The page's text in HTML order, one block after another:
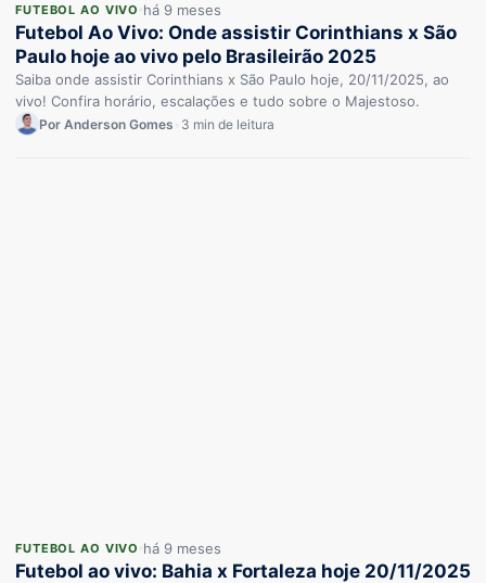
FUTEBOL AO VIVO há 9 meses
Futebol Ao Vivo: Onde assistir Corinthians x São
Paulo hoje ao vivo pelo Brasileirão 2025
Saiba onde assistir Corinthians x São Paulo hoje, 20/11/2025, ao
vivo! Confira horário, escalações e tudo sobre o Majestoso.
Por Anderson Gomes 3 min de leitura
FUTEBOL AO VIVO há 9 meses
Futebol ao vivo: Bahia x Fortaleza hoje 20/11/2025